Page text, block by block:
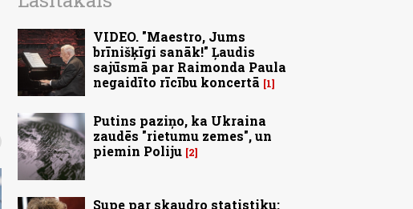
VIDEO. "Maestro, Jums
brīnišķīgi sanāk!" Ļaudis
sajūsmā par Raimonda Paula
negaidīto rīcību koncertā
1
Putins paziņo, ka Ukraina
zaudēs "rietumu zemes", un
piemin Poliju 2
Supe par skaudro statistiku: